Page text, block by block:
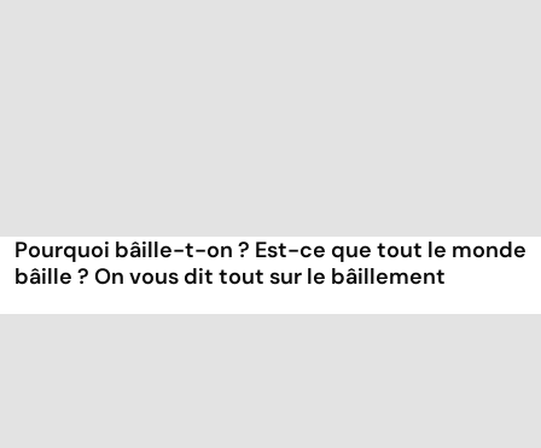
Pourquoi bâille-t-on ? Est-ce que tout le monde
bâille ? On vous dit tout sur le bâillement